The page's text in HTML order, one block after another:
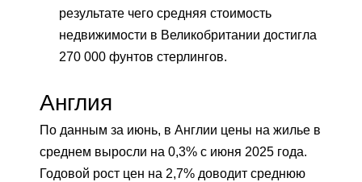
результате чего средняя стоимость
недвижимости в Великобритании достигла
270 000 фунтов стерлингов.
Англия
По данным за июнь, в Англии цены на жилье в
среднем выросли на 0,3% с июня 2025 года.
Годовой рост цен на 2,7% доводит среднюю